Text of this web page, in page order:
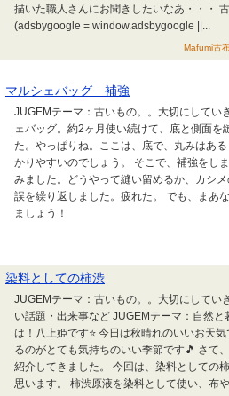
描いた職人さんにお聞きしたいなあ・・・
(adsbygoogle = window.adsbygoogle ||...
Mafumi古
マルシェバッグ 補強
JUGEMテーマ：古いもの。。大切にしてい
ェバッグ。約2ヶ月使い続けて、底と側面を
た。やっぱりね。ここは、底で、丸みはあ
かりやすいのでしょう。 そこで、補強をし
みました。どうやって縫い留めるか、カシ
誤を繰り返しました。疲れた。 でも、まあ
ましょう！
染料としての柿渋
JUGEMテーマ：古いもの。。大切にしてい
い話題・出来事など JUGEMテーマ：自然と
は！八上姫です⭐ 今日は秋晴れのいいお天
るのがとても気持ちのいい季節です🎵 さて
紹介してきました。 今回は、染料としての
思います。 柿渋原液を染料として使い、布